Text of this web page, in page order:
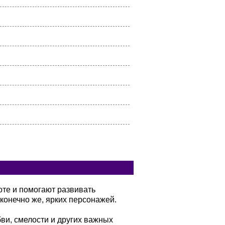
и помогают развивать
же, ярких персонажей.
смелости и других важных